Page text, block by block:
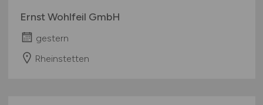
Ernst Wohlfeil GmbH
gestern
Rheinstetten